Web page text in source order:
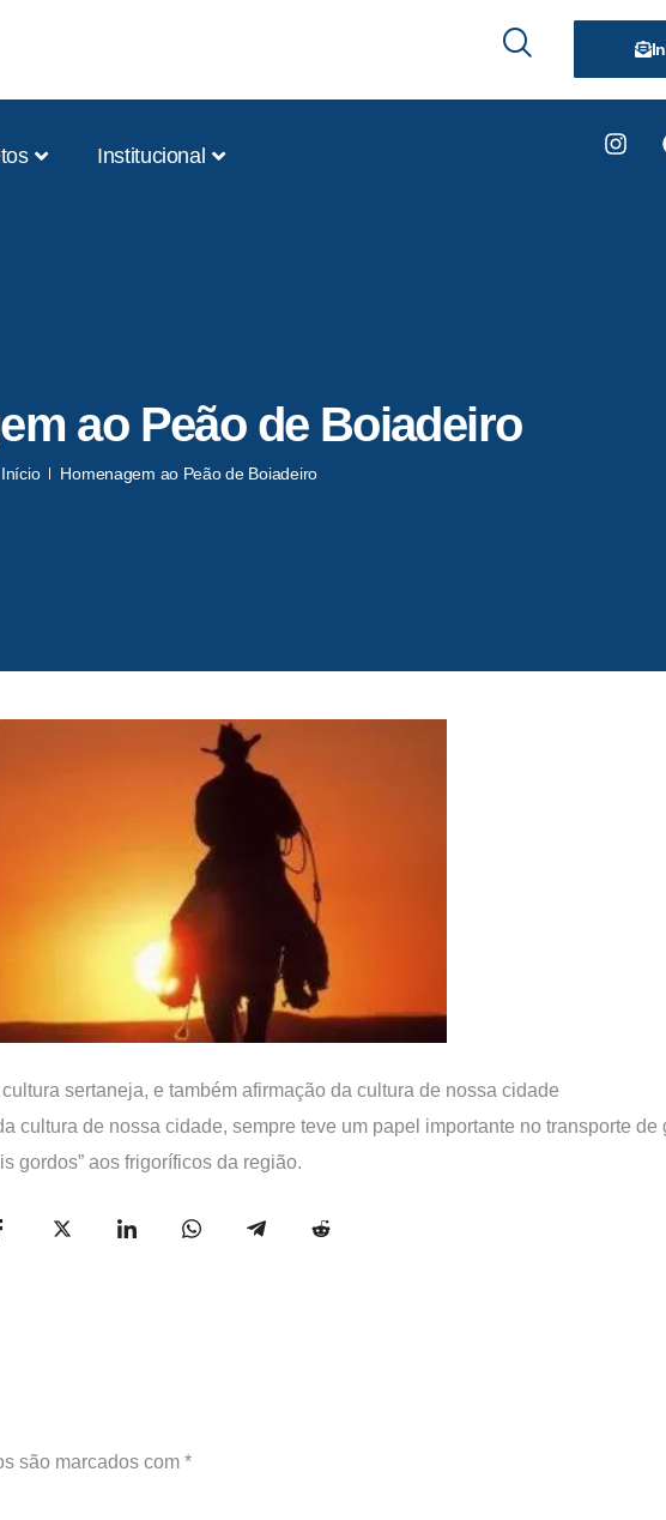
Institucional
ao Peão de Boiadeiro
Início Homenagem ao Peão de Boiadeiro
sertaneja, e também afirmação da cultura de nossa cidade
cultura de nossa cidade, sempre teve um papel importante no transporte de
gordos” aos frigoríficos da região.
são marcados com *